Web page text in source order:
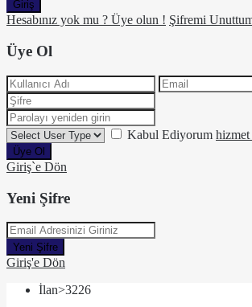
Giriş
Hesabınız yok mu ? Üye olun ! Şifremi
Üye Ol
Kabul Ediyorum hizmet
Üye Ol
Giriş`e Dön
Yeni Şifre
Yeni Şifre
Giriş'e Dön
İlan>3226